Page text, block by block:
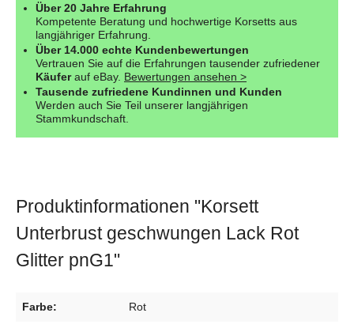
Über 20 Jahre Erfahrung
Kompetente Beratung und hochwertige Korsetts aus
langjähriger Erfahrung.
Über 14.000 echte Kundenbewertungen
Vertrauen Sie auf die Erfahrungen tausender zufriedener
Käuferauf eBay. Bewertungen ansehen >
Tausende zufriedene Kundinnen und Kunden
Werden auch Sie Teil unserer langjährigen
Stammkundschaft.
Produktinformationen "Korsett
Unterbrust geschwungen Lack Rot
Glitter pnG1"
Farbe: Rot